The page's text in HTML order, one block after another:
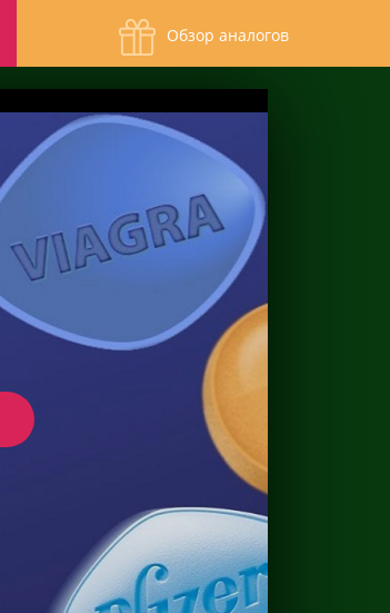
Обзор аналогов